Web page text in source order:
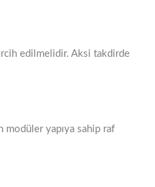
edilmelidir. Aksi takdirde
modüler yapıya sahip raf